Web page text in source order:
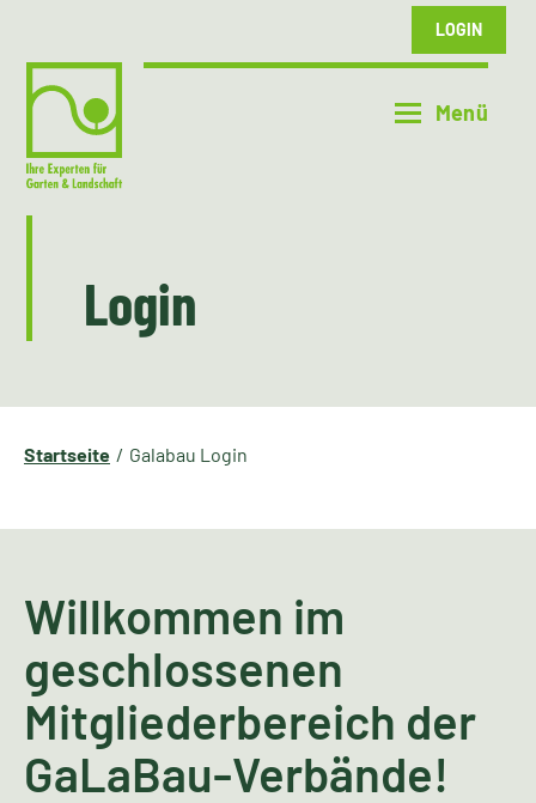
LOGIN
Login
Startseite Galabau Login
Willkommen im
geschlossenen
Mitgliederbereich der
GaLaBau-Verbände!